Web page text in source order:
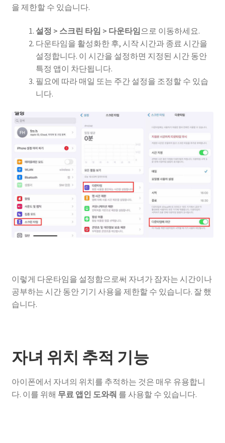
을 제한할 수 있습니다.
설정 > 스크린 타임 > 다운타임으로 이동하세요.
다운타임을 활성화한 후, 시작 시간과 종료 시간을
설정합니다. 이 시간을 설정하면 지정된 시간 동안
특정 앱이 차단됩니다.
필요에 따라 매일 또는 주간 설정을 조정할 수 있습
니다.
이렇게 다운타임을 설정함으로써 자녀가 잠자는 시간이나
공부하는 시간 동안 기기 사용을 제한할 수 있습니다. 잘 했
습니다.
자녀 위치 추적 기능
아이폰에서 자녀의 위치를 추적하는 것은 매우 유용합니
다. 이를 위해 무료 앱인 도와줘 를 사용할 수 있습니다.